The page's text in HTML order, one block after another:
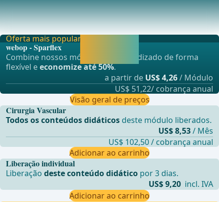
Ensaio Belga Avaliando o Sistema de Trombectomia
Perif&#xE9;rica ClearLumen II para Recanaliza&#xE7
Liberação individual
Liberaçãodeste conteúdo didático por 3 dias.
US$ 9,20 incl. IVA
Adicionar ao carrinho
Oferta mais popular
webop - Sparflex
Combine nossos módulos de aprendizado de forma
flexível eeconomize até 50%.
a partir de US$ 4,26/ Módulo
US$ 51,22/ cobrança anual
Visão geral de preços
Cirurgia Vascular
Todos os conteúdos didáticos deste módulo liberados.
US$ 8,53/ Mês
US$ 102,50 / cobrança anual
Adicionar ao carrinho